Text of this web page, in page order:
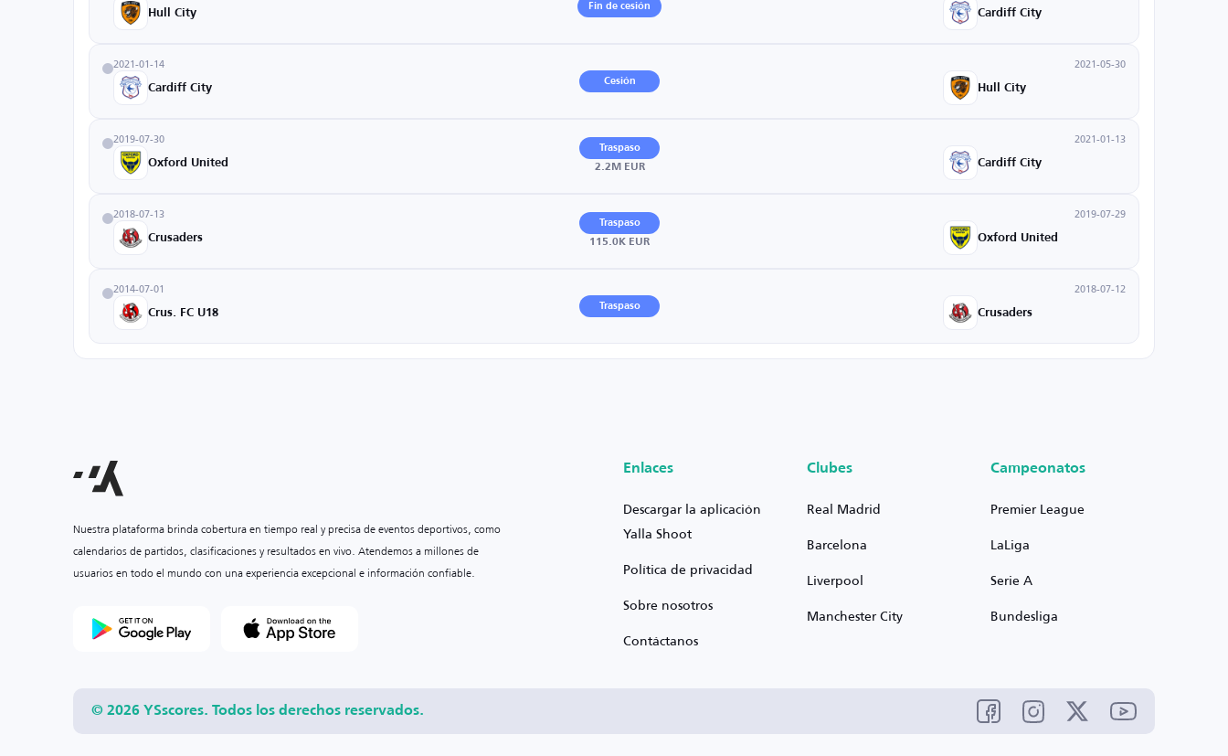
Hull City
Fin de cesión
Cardiff City
2021-01-14
Cardiff City
Cesión
2021-05-30
Hull City
2019-07-30
Oxford United
Traspaso
2.2M EUR
2021-01-13
Cardiff City
2018-07-13
Crusaders
Traspaso
115.0K EUR
2019-07-29
Oxford United
2014-07-01
Crus. FC U18
Traspaso
2018-07-12
Crusaders
Nuestra plataforma brinda cobertura en tiempo real y precisa de eventos deportivos, como
calendarios de partidos, clasificaciones y resultados en vivo. Atendemos a millones de
usuarios en todo el mundo con una experiencia excepcional e información confiable.
Enlaces
Descargar la aplicación
Yalla Shoot
Política de privacidad
Sobre nosotros
Contáctanos
Clubes
Real Madrid
Barcelona
Liverpool
Manchester City
Campeonatos
Premier League
LaLiga
Serie A
Bundesliga
© 2026 YSscores. Todos los derechos reservados.